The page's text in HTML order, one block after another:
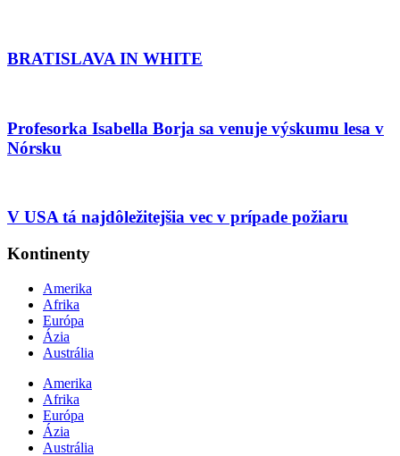
BRATISLAVA IN WHITE
Profesorka Isabella Borja sa venuje výskumu lesa v
Nórsku
V USA tá najdôležitejšia vec v prípade požiaru
Kontinenty
Amerika
Afrika
Európa
Ázia
Austrália
Amerika
Afrika
Európa
Ázia
Austrália